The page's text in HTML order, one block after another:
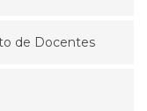
de Docentes